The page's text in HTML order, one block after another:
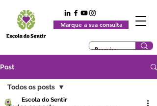
Marque a sua consulta
Post
Todos os posts
Escola do Sentir